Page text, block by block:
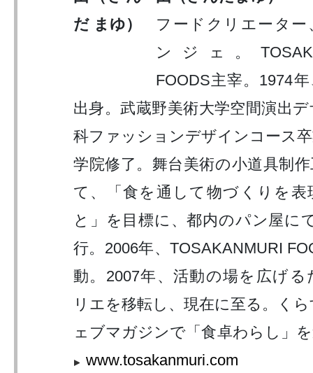
フードクリエーター
ンジェ。
FOODS主宰。1974
出身。武蔵野美術大学空間演出
科ファッションデザインコース
学院修了。舞台美術の小道具制
て、「食を通して物づくりを表
と」を目標に、都内のパン屋に
行。2006年、TOSAKANMURI
動。2007年、活動の場を広げる
リエを移転し、現在に至る。く
ェブマガジンで「食卓わらし」
www.tosakanmuri.com